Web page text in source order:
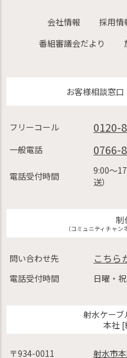
会社情報 採用情
番組審議会だより
お客様相談窓
フリーコール 0120-
一般電話 0766-
電話受付時間
9:00〜
送）
制
（コミュニティチャン
問い合わせ先 こちら
電話受付時間 日曜・
射水ケーブ
本社 [
〒934-0011 射水市